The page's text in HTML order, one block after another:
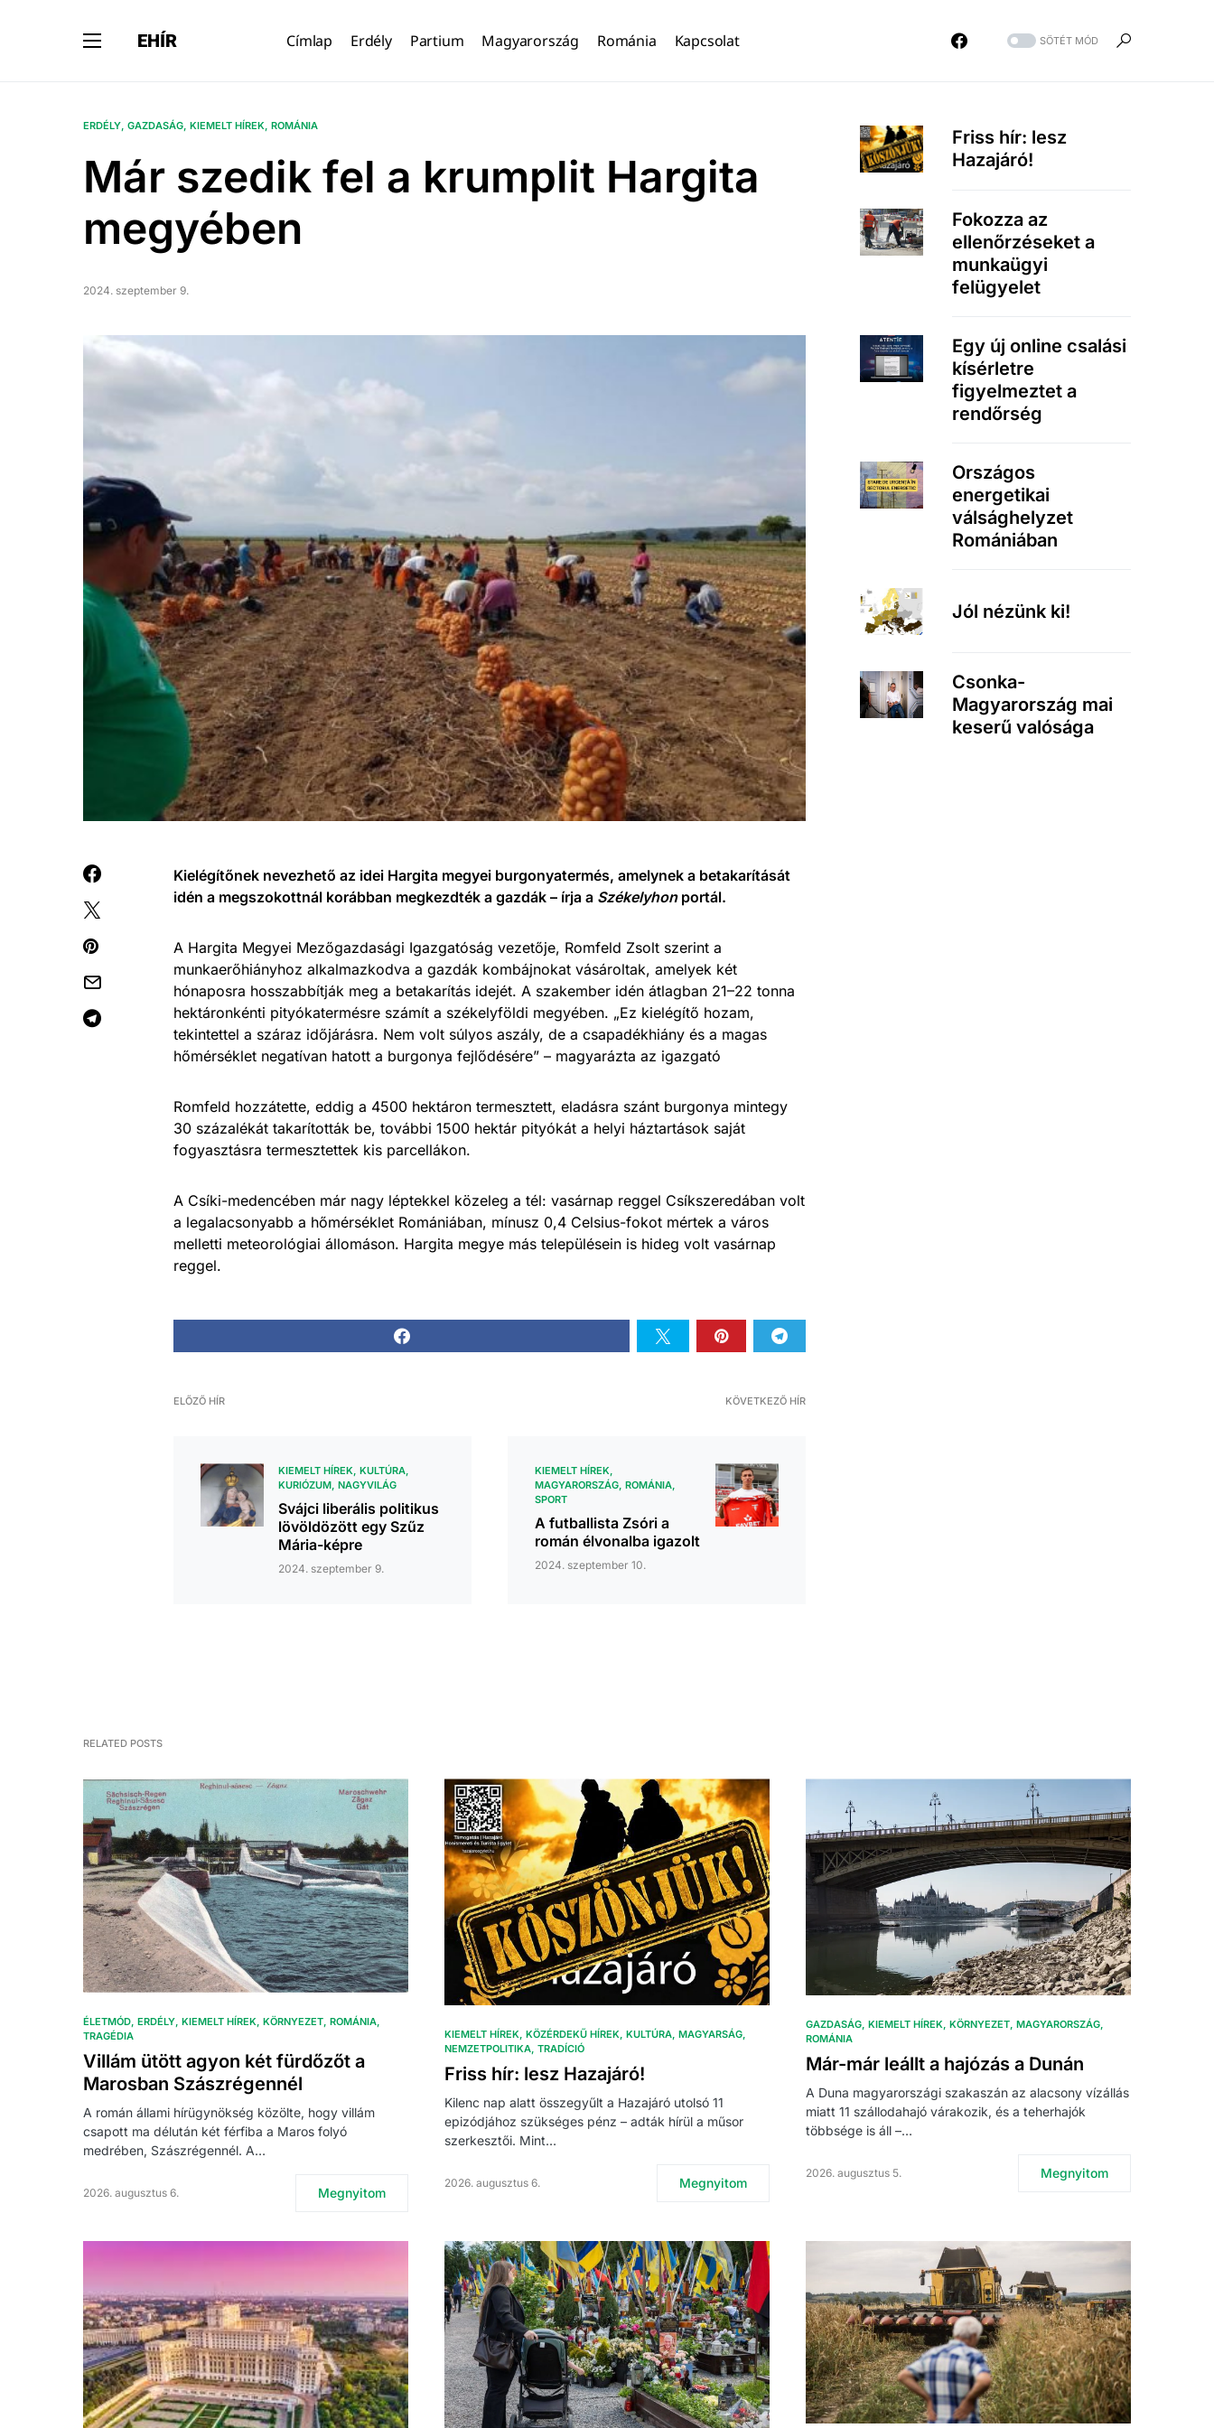
EHÍR Címlap Erdély Partium Magyarország Románia Kapcsolat SÖTÉT MÓD
ERDÉLY GAZDASÁG KIEMELT HÍREK ROMÁNIA
Már szedik fel a krumplit Hargita
megyében
2024. szeptember 9.
Kielégítőnek nevezhető az idei Hargita megyei burgonyatermés, amelynek a betakarítását
idén a megszokottnál korábban megkezdték a gazdák – írja a Székelyhonportál.
A Hargita Megyei Mezőgazdasági Igazgatóság vezetője, Romfeld Zsolt szerint a
munkaerőhiányhoz alkalmazkodva a gazdák kombájnokat vásároltak, amelyek két
hónaposra hosszabbítják meg a betakarítás idejét. A szakember idén átlagban 21–22 tonna
hektáronkénti pityókatermésre számít a székelyföldi megyében. „Ez kielégítő hozam,
tekintettel a száraz időjárásra. Nem volt súlyos aszály, de a csapadékhiány és a magas
hőmérséklet negatívan hatott a burgonya fejlődésére” – magyarázta az igazgató
Romfeld hozzátette, eddig a 4500 hektáron termesztett, eladásra szánt burgonya mintegy
30 százalékát takarították be, további 1500 hektár pityókát a helyi háztartások saját
fogyasztásra termesztettek kis parcellákon.
A Csíki-medencében már nagy léptekkel közeleg a tél: vasárnap reggel Csíkszeredában volt
a legalacsonyabb a hőmérséklet Romániában, mínusz 0,4 Celsius-fokot mértek a város
melletti meteorológiai állomáson. Hargita megye más településein is hideg volt vasárnap
reggel.
ELŐZŐ HÍR
KIEMELT HÍREK KULTÚRA
KURIÓZUM NAGYVILÁG
Svájci liberális politikus
lövöldözött egy Szűz
Mária-képre
2024. szeptember 9.
KÖVETKEZŐ HÍR
KIEMELT HÍREK
MAGYARORSZÁG ROMÁNIA
SPORT
A futballista Zsóri a
román élvonalba igazolt
2024. szeptember 10.
Friss hír: lesz
Hazajáró!
Fokozza az
ellenőrzéseket a
munkaügyi
felügyelet
Egy új online csalási
kísérletre
figyelmeztet a
rendőrség
Országos
energetikai
válsághelyzet
Romániában
Jól nézünk ki!
Csonka-
Magyarország mai
keserű valósága
RELATED POSTS
ÉLETMÓD ERDÉLY KIEMELT HÍREK KÖRNYEZET ROMÁNIA
TRAGÉDIA
Villám ütött agyon két fürdőzőt a
Marosban Szászrégennél
A román állami hírügynökség közölte, hogy villám
csapott ma délután két férfiba a Maros folyó
medrében, Szászrégennél. A…
2026. augusztus 6. Megnyitom
KIEMELT HÍREK KÖZÉRDEKŰ HÍREK KULTÚRA MAGYARSÁG
NEMZETPOLITIKA TRADÍCIÓ
Friss hír: lesz Hazajáró!
Kilenc nap alatt összegyűlt a Hazajáró utolsó 11
epizódjához szükséges pénz – adták hírül a műsor
szerkesztői. Mint…
2026. augusztus 6. Megnyitom
GAZDASÁG KIEMELT HÍREK KÖRNYEZET MAGYARORSZÁG
ROMÁNIA
Már-már leállt a hajózás a Dunán
A Duna magyarországi szakaszán az alacsony vízállás
miatt 11 szállodahajó várakozik, és a teherhajók
többsége is áll –…
2026. augusztus 5. Megnyitom